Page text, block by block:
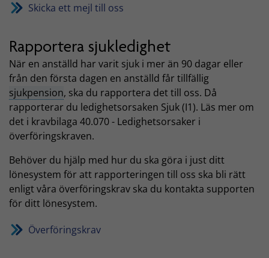
Skicka ett mejl till oss
Rapportera sjukledighet
När en anställd har varit sjuk i mer än 90 dagar eller
från den första dagen en anställd får tillfällig
sjukpension, ska du rapportera det till oss. Då
rapporterar du ledighetsorsaken Sjuk (I1). Läs mer om
det i kravbilaga 40.070 - Ledighetsorsaker i
överföringskraven.
Behöver du hjälp med hur du ska göra i just ditt
lönesystem för att rapporteringen till oss ska bli rätt
enligt våra överföringskrav ska du kontakta supporten
för ditt lönesystem.
Överföringskrav